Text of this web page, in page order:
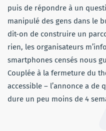
puis de répondre à un
manipulé des gens dans le
dit-on de construire un
rien, les organisateurs
smartphones censés nous
Couplée à la fermeture du
accessible – l’annonce a de
dure un peu moins de 4